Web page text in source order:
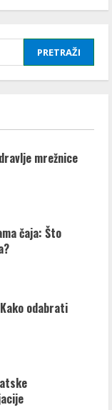
mrežnice
čaja: Što
odabrati